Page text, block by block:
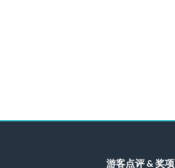
游客点评 & 奖项